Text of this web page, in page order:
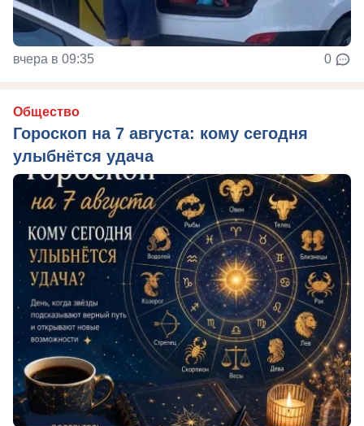
вчера в 09:35 0
Общество
Гороскоп на 7 августа: кому сегодня
улыбнётся удача